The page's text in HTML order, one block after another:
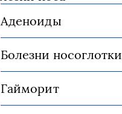
Аденоиды
Болезни носоглотки
Гайморит